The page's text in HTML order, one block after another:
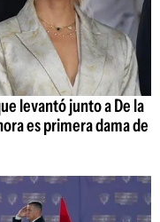
levantó junto a De la
es primera dama de